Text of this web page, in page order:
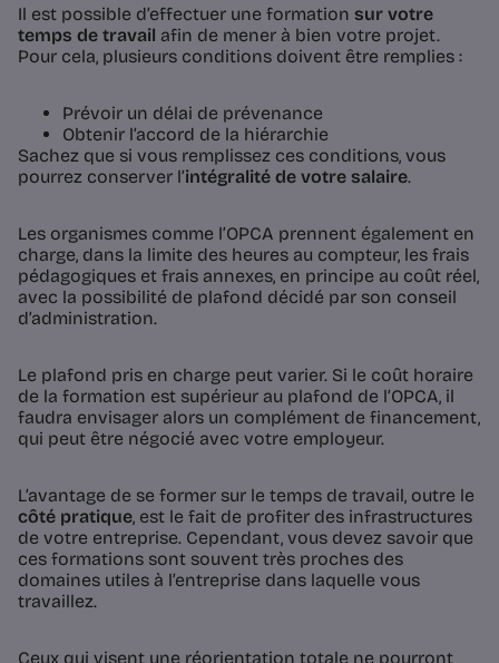
Il est possible d’effectuer une formation sur votre
temps de travail afin de mener à bien votre projet.
Pour cela, plusieurs conditions doivent être remplies :
Prévoir un délai de prévenance
Obtenir l’accord de la hiérarchie
Sachez que si vous remplissez ces conditions, vous
pourrez conserver l’intégralité de votre salaire.
Les organismes comme l’OPCA prennent également en
charge, dans la limite des heures au compteur, les frais
pédagogiques et frais annexes, en principe au coût réel,
avec la possibilité de plafond décidé par son conseil
d’administration.
Le plafond pris en charge peut varier. Si le coût horaire
de la formation est supérieur au plafond de l’OPCA, il
faudra envisager alors un complément de financement,
qui peut être négocié avec votre employeur.
L’avantage de se former sur le temps de travail, outre le
côté pratique, est le fait de profiter des infrastructures
de votre entreprise. Cependant, vous devez savoir que
ces formations sont souvent très proches des
domaines utiles à l’entreprise dans laquelle vous
travaillez.
Ceux qui visent une réorientation totale ne pourront